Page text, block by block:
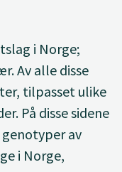
i Norge;
Av alle disse
tilpasset ulike
På disse sidene
av
i Norge,